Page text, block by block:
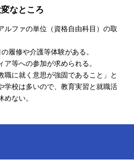
なところ
ルファの単位（資格自由科目）の取
履修や介護等体験がある。
等への参加が求められる。
職に就く意思が強固であること」と
学校は多いので、教育実習と就職活
ない。